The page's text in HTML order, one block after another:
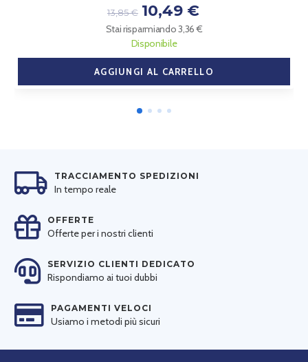
13,85 € 10,49 €
Stai risparmiando 3,36 €
Disponibile
AGGIUNGI AL CARRELLO
TRACCIAMENTO SPEDIZIONI
In tempo reale
OFFERTE
Offerte per i nostri clienti
SERVIZIO CLIENTI DEDICATO
Rispondiamo ai tuoi dubbi
PAGAMENTI VELOCI
Usiamo i metodi più sicuri